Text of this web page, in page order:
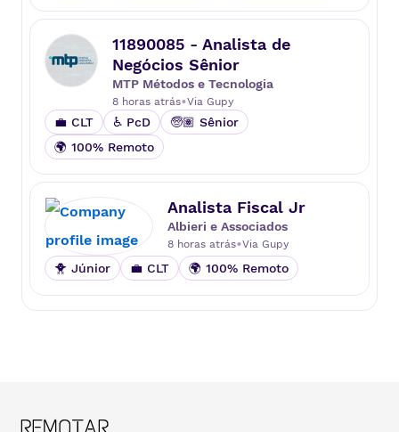
11890085 - Analista de
Negócios Sênior
MTP Métodos e Tecnologia
8 horas atrás•Via Gupy
💼 CLT ♿ PcD
🧓🏽 Sênior
🌍 100% Remoto
Analista Fiscal Jr
Albieri e Associados
8 horas atrás•Via Gupy
🐥 Júnior 💼 CLT 🌍 100% Remoto